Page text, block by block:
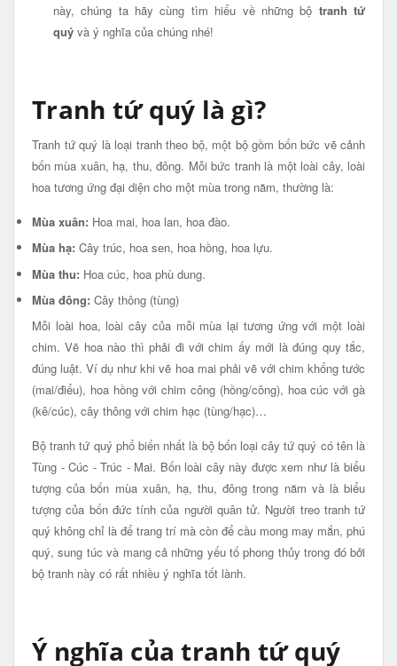
này, chúng ta hãy cùng tìm hiểu về những bộ tranh tứ
quý và ý nghĩa của chúng nhé!
Tranh tứ quý là gì?
Tranh tứ quý là loại tranh theo bộ, một bộ gồm bốn bức vẽ cảnh
bốn mùa xuân, hạ, thu, đông. Mỗi bức tranh là một loài cây, loài
hoa tương ứng đại diện cho một mùa trong năm, thường là:
Mùa xuân: Hoa mai, hoa lan, hoa đào.
Mùa hạ: Cây trúc, hoa sen, hoa hồng, hoa lựu.
Mùa thu: Hoa cúc, hoa phù dung.
Mùa đông: Cây thông (tùng)
Mỗi loài hoa, loài cây của mỗi mùa lại tương ứng với một loài
chim. Vẽ hoa nào thì phải đi với chim ấy mới là đúng quy tắc,
đúng luật. Ví dụ như khi vẽ hoa mai phải vẽ với chim khổng tước
(mai/điểu), hoa hồng với chim công (hồng/công), hoa cúc với gà
(kê/cúc), cây thông với chim hạc (tùng/hạc)…
Bộ tranh tứ quý phổ biến nhất là bộ bốn loại cây tứ quý có tên là
Tùng - Cúc - Trúc - Mai. Bốn loài cây này được xem như là biểu
tượng của bốn mùa xuân, hạ, thu, đông trong năm và là biểu
tượng của bốn đức tính của người quân tử. Người treo tranh tứ
quý không chỉ là để trang trí mà còn để cầu mong may mắn, phú
quý, sung túc và mang cả những yếu tố phong thủy trong đó bởi
bộ tranh này có rất nhiều ý nghĩa tốt lành.
Ý nghĩa của tranh tứ quý